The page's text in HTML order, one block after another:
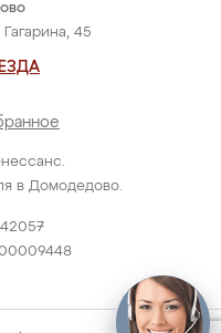
в Домодедово.
45